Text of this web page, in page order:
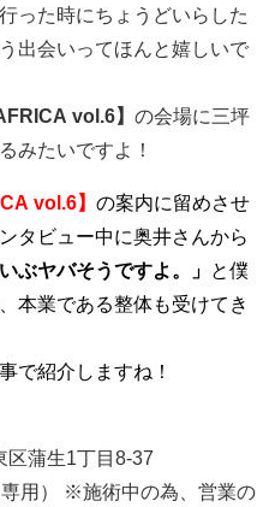
った時にちょうどいらした
出会いってほんと嬉しいで
vol.6】 の会場に三坪
みたいですよ！
vol.6】 の案内に留めさせ
タビュー中に奥井さんから
ぶヤバそうですよ。」
と僕
本業である整体も受けてき
で紹介しますね！
区蒲生1丁目8-37
用） ※施術中の為、営業の